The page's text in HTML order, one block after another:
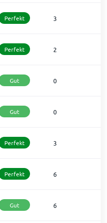
Perfekt 3
Perfekt 2
Gut 0
Gut 0
Perfekt 3
Perfekt 6
Gut 6